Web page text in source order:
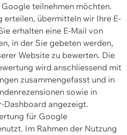
teilnehmen möchten.
erteilen, übermitteln wir Ihre E-
erhalten eine E-Mail von
in der Sie gebeten werden,
Website zu bewerten. Die
wird anschliessend mit
zusammengefasst und in
sowie in
Dashboard angezeigt.
für Google
Im Rahmen der Nutzung